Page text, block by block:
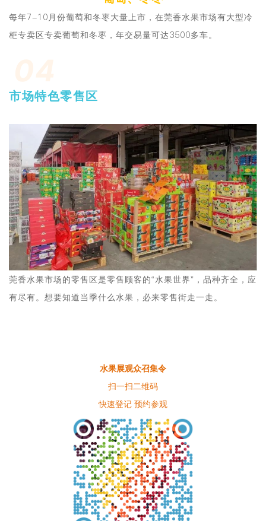
每年7-10月份葡萄和冬枣大量上市，在莞香水果市场有大型冷
柜专卖区专卖葡萄和冬枣，年交易量可达3500多车。
市场特色零售区
莞香水果市场的零售区是零售顾客的“水果世界”，品种齐全，应
有尽有。想要知道当季什么水果，必来零售街走一走。
水果展观众召集令
扫一扫二维码
快速登记 预约参观